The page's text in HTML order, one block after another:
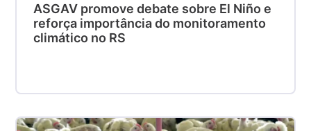
ASGAV promove debate sobre El Niño e
reforça importância do monitoramento
climático no RS